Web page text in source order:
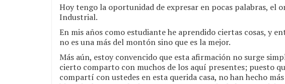
Hoy tengo la oportunidad de expresar en pocas palabras, el
Industrial.
En mis años como estudiante he aprendido ciertas cosas, y
no es una más del montón sino que es la mejor.
Más aún, estoy convencido que esta afirmación no surge
cierto comparto con muchos de los aquí presentes; puesto
compartí con ustedes en esta querida casa, no han hecho